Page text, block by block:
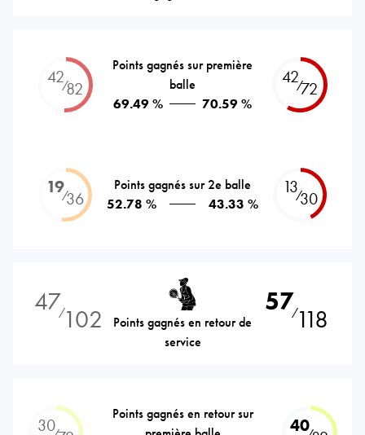
42⁄82
Points gagnés sur première
balle
69.49 %
70.59 %
42⁄72
19⁄36
Points gagnés sur 2e balle
52.78 %
43.33 %
13⁄30
47⁄102
Points gagnés en retour de
service
57⁄118
30
Points gagnés en retour sur
40